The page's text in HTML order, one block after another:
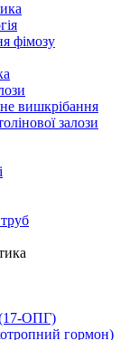
фімозу
вишкрібання
залози
(17-ОПГ)
гормон)